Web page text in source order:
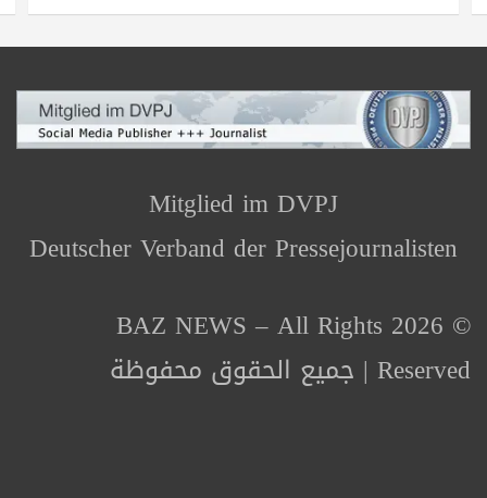
Mitglied im DVPJ
Deutscher Verband der Pressejournalisten
© 2026 BAZ NEWS – All Rights
Reserved | جميع الحقوق محفوظة